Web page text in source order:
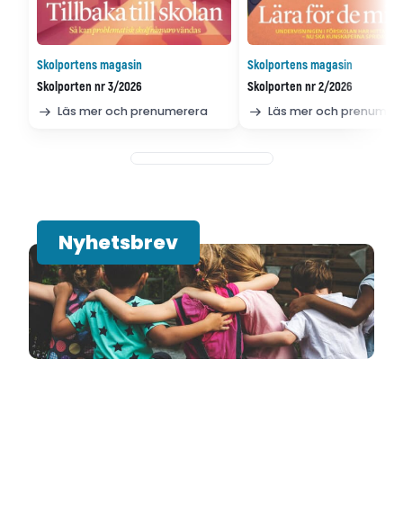
Skolportens magasin
Skolporten nr 3/2026
Läs mer och prenumerera
Skolportens magasin
Skolporten nr 2/2026
Läs mer och
Nyhetsbrev